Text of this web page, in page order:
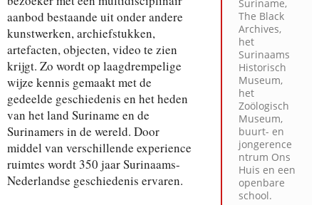
Suriname,
The Black
Archives,
het
Surinaams
Historisch
Museum,
het
Zoölogisch
Museum,
buurt- en
jongerence
ntrum Ons
Huis en een
openbare
school.
aanbod bestaande uit onder andere
kunstwerken, archiefstukken,
artefacten, objecten, video te zien
krijgt. Zo wordt op laagdrempelige
wijze kennis gemaakt met de
gedeelde geschiedenis en het heden
van het land Suriname en de
Surinamers in de wereld. Door
middel van verschillende experience
ruimtes wordt 350 jaar Surinaams-
Nederlandse geschiedenis ervaren.